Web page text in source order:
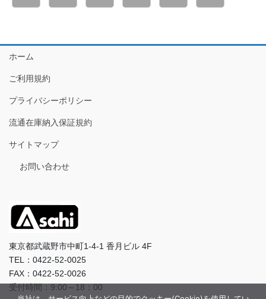
ホーム
ご利用規約
プライバシーポリシー
流通在庫納入保証規約
サイトマップ
お問い合わせ
東京都武蔵野市中町1-4-1 香月ビル 4F
TEL：0422-52-0025
FAX：0422-52-0026
受付時間：9:00～18：00